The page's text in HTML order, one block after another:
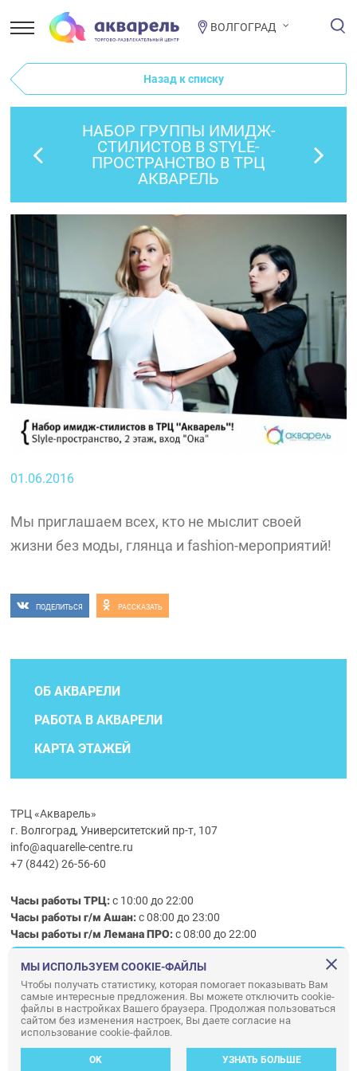
ВОЛГОГРАД
Назад к списку
НАБОР ГРУППЫ ИМИДЖ-
СТИЛИСТОВ В STYLE-
ПРОСТРАНСТВО В ТРЦ
АКВАРЕЛЬ
01.06.2016
Мы приглашаем всех, кто не мыслит своей
жизни без моды, глянца и fashion-мероприятий!
ПОДЕЛИТЬСЯ РАССКАЗАТЬ
ОБ АКВАРЕЛИ
РАБОТА В АКВАРЕЛИ
КАРТА ЭТАЖЕЙ
ТРЦ «Акварель»
г. Волгоград, Университетский пр-т, 107
info@aquarelle-centre.ru
+7 (8442) 26-56-60
Часы работы ТРЦ:с 10:00 до 22:00
Часы работы г/м Ашан:с 08:00 до 23:00
Часы работыг/мЛемана ПРО:с 08:00 до 22:00
Правила посещения ТРЦ «Акварель»
ООО «АКВАРЕЛЬ»
© ООО «Акварель» 2010–2026. All right reserved.
Дизайн концепция сайта —
Адаптивный дизайн и программирование —34 ВЕБ
МЫ ИСПОЛЬЗУЕМ COOKIE-ФАЙЛЫ
Чтобы получать статистику, которая помогает показывать Вам
самые интересные предложения. Вы можете отключить cookie-
файлы в настройках Вашего браузера. Продолжая пользоваться
сайтом без изменения настроек, Вы даете согласие на
использование cookie-файлов.
OK УЗНАТЬ БОЛЬШЕ